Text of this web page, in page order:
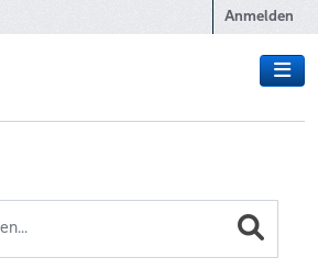
Anmelden